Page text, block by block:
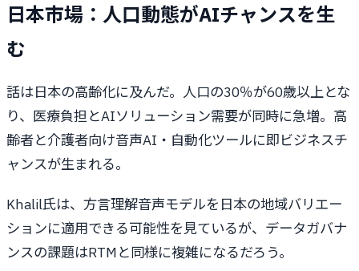
日本市場：人口動態がAIチャンスを生
む
話は日本の高齢化に及んだ。人口の30％が60歳以上とな
り、医療負担とAIソリューション需要が同時に急増。高
齢者と介護者向け音声AI・自動化ツールに即ビジネスチ
ャンスが生まれる。
Khalil氏は、方言理解音声モデルを日本の地域バリエー
ションに適用できる可能性を見ているが、データガバナ
ンスの課題はRTMと同様に複雑になるだろう。